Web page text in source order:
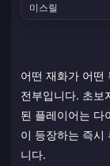
미스릴
어떤 재화가 어떤
전부입니다. 초보
된 플레이어는 다
이 등장하는 즉시
니다.